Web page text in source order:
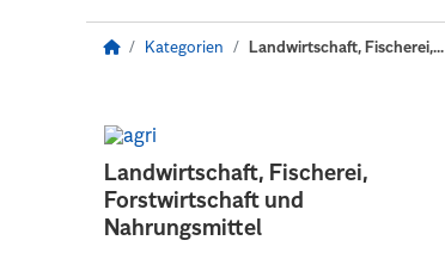
Kategorien Landwirtschaft, Fischerei,...
Landwirtschaft, Fischerei,
Forstwirtschaft und
Nahrungsmittel